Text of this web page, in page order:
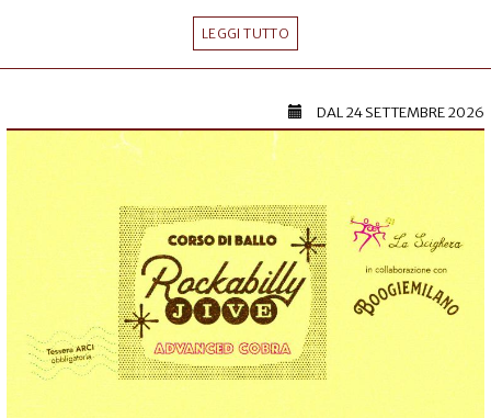
LEGGI TUTTO
DAL24 SETTEMBRE 2026